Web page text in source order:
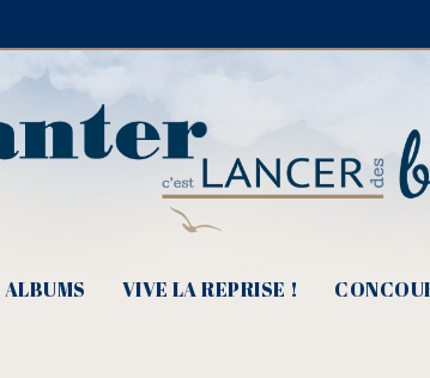
ALBUMS VIVE LA REPRISE !